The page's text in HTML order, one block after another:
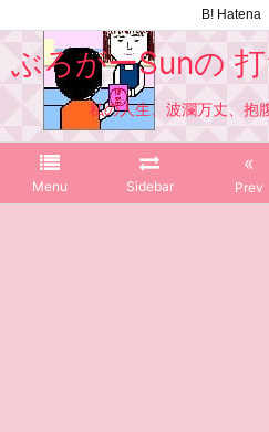
ぶろがーSunの
私の人生、波瀾万丈、抱腹
Menu Sidebar
«
Prev
B! Hatena